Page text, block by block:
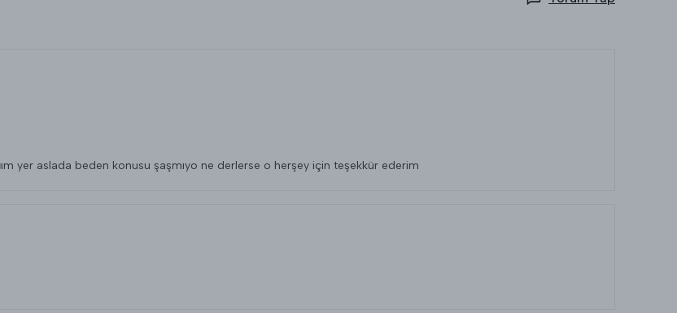
yer aslada beden konusu şaşmıyo ne derlerse o herşey için teşekkür ederim